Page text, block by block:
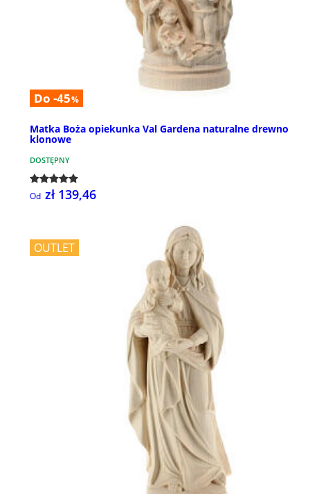
Do -45%
Matka Boża opiekunka Val Gardena naturalne drewno
klonowe
DOSTĘPNY
Od zł 139,46
OUTLET